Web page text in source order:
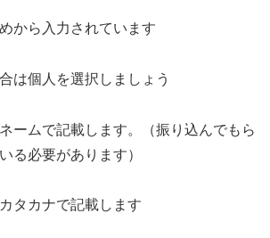
から入力されています
は個人を選択しましょう
ームで記載します。（振り込んでもら
る必要があります）
タカナで記載します